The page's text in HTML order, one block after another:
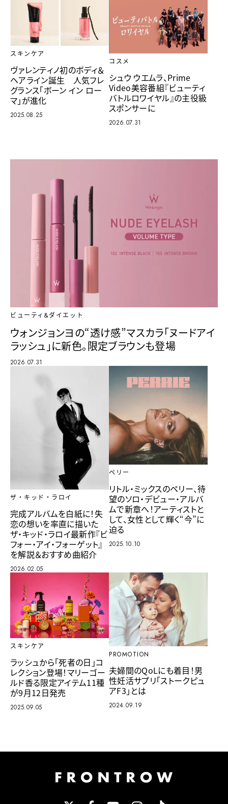
スキンケア
ヴァレンティノ初のボディ＆
ヘアライン誕生 人気フレ
グランス「ボーン イン ロー
マ」が進化
2025.08.25
コスメ
シュウ ウエムラ、Prime
Video美容番組『ビューティ
バトルロワイヤル』の主役級
スポンサーに
2026.07.31
ビューティ&ダイエット
ウォンジョンヨの“透け感”マスカラ「ヌードアイ
ラッシュ」に新色。限定ブラウンも登場
2026.07.31
ザ・キッド・ラロイ
完成アルバムを白紙に！失
恋の想いを率直に描いた
ザ・キッド・ラロイ最新作『ビ
フォー・アイ・フォーゲット』
を解説＆おすすめ曲紹介
2026.02.05
ペリー
リトル・ミックスのペリー、待
望のソロ・デビュー・アルバ
ムで新章へ！アーティストと
して、女性として輝く“今”に
迫る
2025.10.10
スキンケア
ラッシュから「死者の日」コ
レクション登場！マリーゴー
ルド香る限定アイテム11種
が9月12日発売
2025.09.05
PROMOTION
夫婦間のQoLにも着目！男
性妊活サプリ「ストークピュ
アF3」とは
2024.09.19